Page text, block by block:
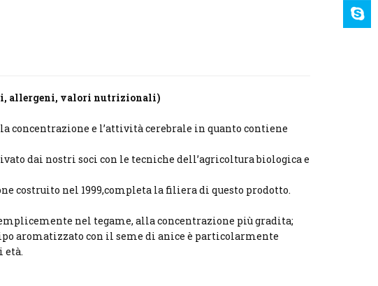
allergeni, valori nutrizionali)
concentrazione e l’attività cerebrale in quanto contiene
dai nostri soci con le tecniche dell’agricoltura biologica e
costruito nel 1999,completa la filiera di questo prodotto.
nel tegame, alla concentrazione più gradita;
aromatizzato con il seme di anice è particolarmente
età.